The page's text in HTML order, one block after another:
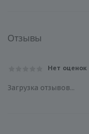
Отзывы
Нет оценок
Загрузка отзывов...